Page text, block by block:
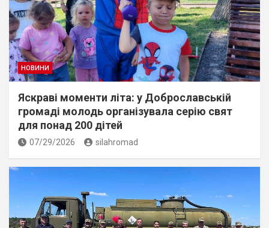
НОВИНИ
Яскраві моменти літа: у Доброславській
громаді молодь організувала серію свят
для понад 200 дітей
07/29/2026 silahromad